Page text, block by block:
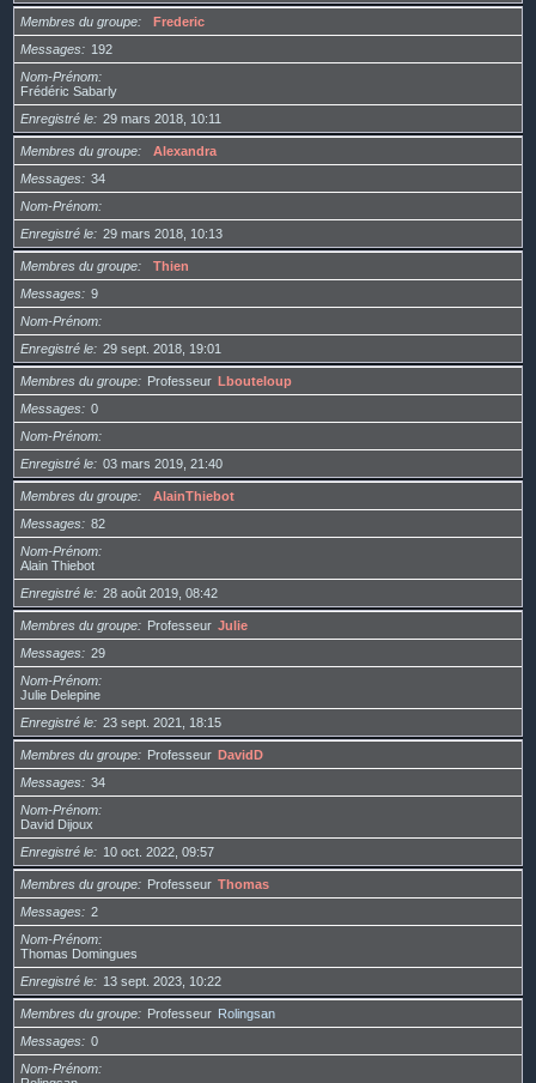
Membres du groupe
Frederic
Messages
192
Nom-Prénom
Frédéric Sabarly
Enregistré le
29 mars 2018, 10:11
Membres du groupe
Alexandra
Messages
34
Nom-Prénom
Enregistré le
29 mars 2018, 10:13
Membres du groupe
Thien
Messages
9
Nom-Prénom
Enregistré le
29 sept. 2018, 19:01
Membres du groupe Professeur Lbouteloup
Messages
0
Nom-Prénom
Enregistré le
03 mars 2019, 21:40
Membres du groupe
AlainThiebot
Messages
82
Nom-Prénom
Alain Thiebot
Enregistré le
28 août 2019, 08:42
Membres du groupe Professeur Julie
Messages
29
Nom-Prénom
Julie Delepine
Enregistré le
23 sept. 2021, 18:15
Membres du groupe Professeur DavidD
Messages
34
Nom-Prénom
David Dijoux
Enregistré le
10 oct. 2022, 09:57
Membres du groupe Professeur Thomas
Messages
2
Nom-Prénom
Thomas Domingues
Enregistré le
13 sept. 2023, 10:22
Membres du groupe Professeur Rolingsan
Messages
0
Nom-Prénom